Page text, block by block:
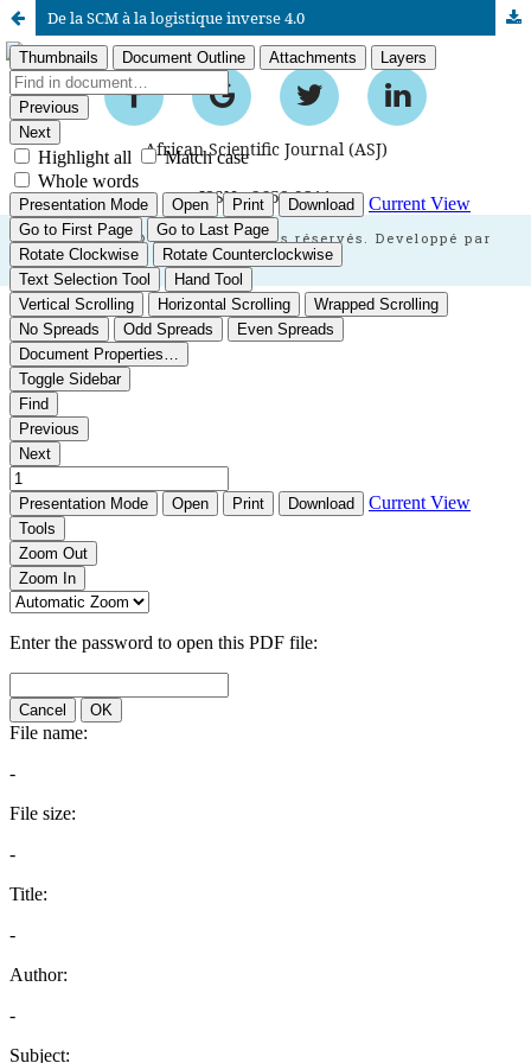
De la SCM à la logistique inverse 4.0
African Scientific Journal (ASJ)
ISSN : 2658-9311
African SJ © 2025 tous droits réservés. Developpé par
BestGest